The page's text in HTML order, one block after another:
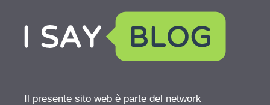
Il presente sito web è parte del network